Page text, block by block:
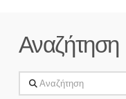
Αναζήτηση
Αναζήτηση